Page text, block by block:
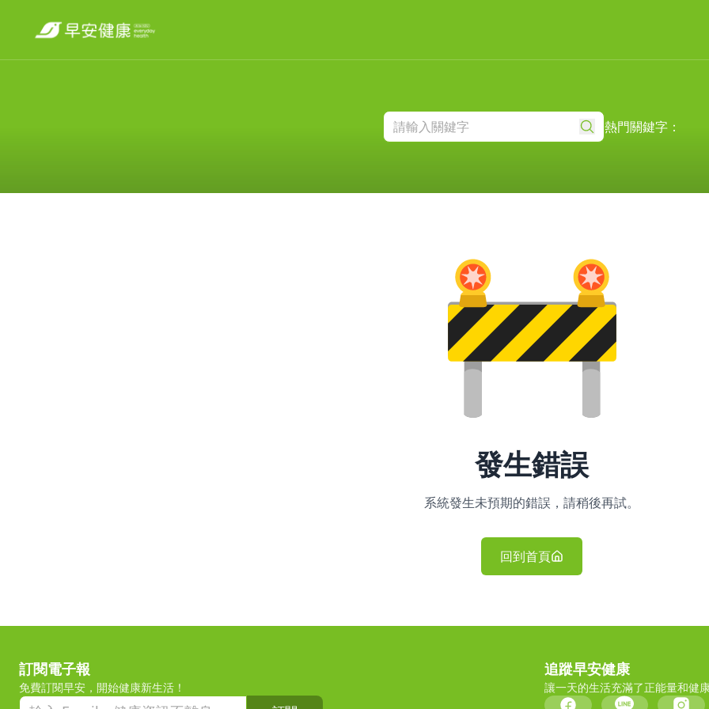
熱門關鍵字：
發生錯誤
系統發生未預期的錯誤，請稍後再試。
回到首頁
訂閱電子報
免費訂閱早安，開始健康新生活！
追蹤早安健康
讓一天的生活充滿了正能量和健